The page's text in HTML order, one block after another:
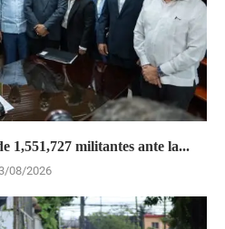
1,551,727 militantes ante la...
08/2026